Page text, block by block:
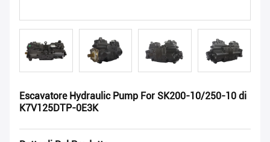
Escavatore Hydraulic Pump For SK200-10/250-10 di
K7V125DTP-0E3K